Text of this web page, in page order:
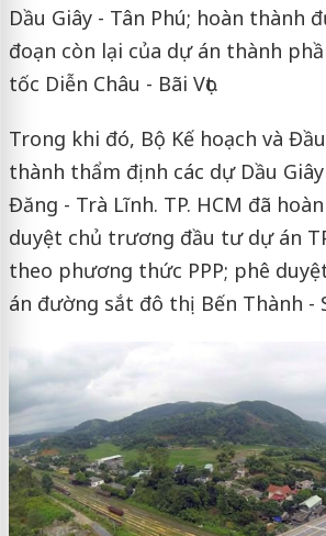
Dầu Giây - Tân Phú; hoàn thành
đoạn còn lại của dự án thành
tốc Diễn Châu - Bãi Vọt.
Trong khi đó, Bộ Kế hoạch và
thành thẩm định các dự Dầu
Đăng - Trà Lĩnh. TP. HCM đã
duyệt chủ trương đầu tư dự án
theo phương thức PPP; phê
án đường sắt đô thị Bến Thành -